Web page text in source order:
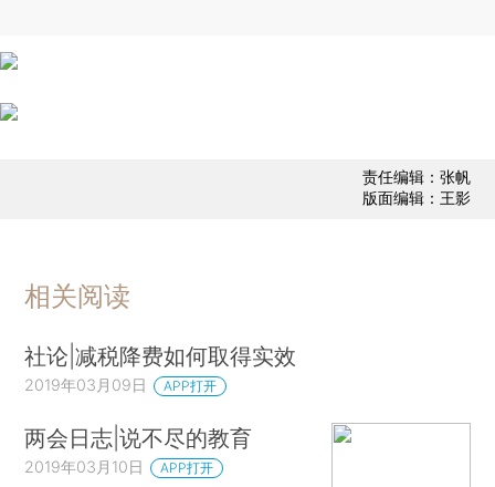
责任编辑：张帆
版面编辑：王影
相关阅读
社论|减税降费如何取得实效
2019年03月09日 APP打开
两会日志|说不尽的教育
2019年03月10日 APP打开